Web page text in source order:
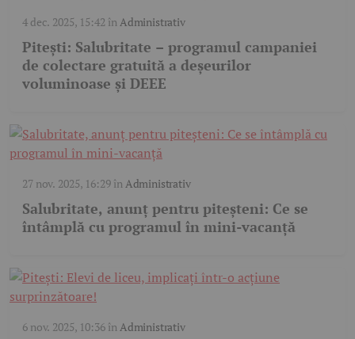
4 dec. 2025, 15:42 în Administrativ
Pitești: Salubritate – programul campaniei
de colectare gratuită a deșeurilor
voluminoase și DEEE
27 nov. 2025, 16:29în Administrativ
Salubritate, anunț pentru piteșteni: Ce se
întâmplă cu programul în mini-vacanță
6 nov. 2025, 10:36în Administrativ